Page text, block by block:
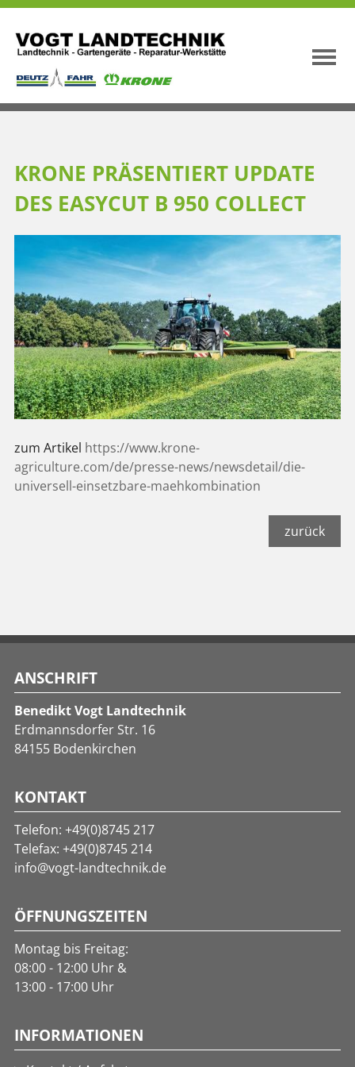
KRONE PRÄSENTIERT UPDATE
DES EASYCUT B 950 COLLECT
zum Artikel https://www.krone-
agriculture.com/de/presse-news/newsdetail/die-
universell-einsetzbare-maehkombination
zurück
ANSCHRIFT
Benedikt Vogt Landtechnik
Erdmannsdorfer Str. 16
84155 Bodenkirchen
KONTAKT
Telefon: +49(0)8745 217
Telefax: +49(0)8745 214
info@vogt-landtechnik.de
ÖFFNUNGSZEITEN
Montag bis Freitag:
08:00 - 12:00 Uhr &
13:00 - 17:00 Uhr
INFORMATIONEN